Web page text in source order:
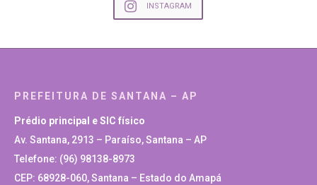
INSTAGRAM
PREFEITURA DE SANTANA – AP
Prédio principal e SIC físico
Av. Santana, 2913 – Paraíso, Santana – AP
Telefone: (96) 98138-8973
CEP: 68928-060, Santana – Estado do Amapá